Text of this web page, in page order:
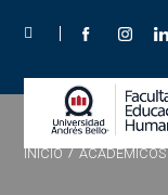
INICIO / ACADÉMICOS